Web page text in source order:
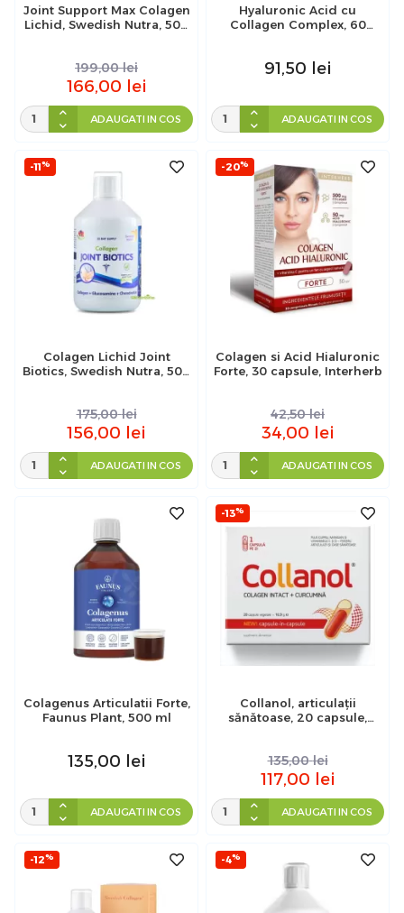
Joint Support Max Colagen
Lichid, Swedish Nutra, 500
199,00 lei
166,00 lei
ADAUGATI IN COS
Hyaluronic Acid cu
Collagen Complex, 60
91,50 lei
ADAUGATI IN COS
-11%
Colagen Lichid Joint
Biotics, Swedish Nutra, 500
175,00 lei
156,00 lei
ADAUGATI IN COS
-20%
Colagen si Acid Hialuronic
Forte, 30 capsule, Interherb
42,50 lei
34,00 lei
ADAUGATI IN COS
Colagenus Articulatii Forte,
Faunus Plant, 500 ml
135,00 lei
ADAUGATI IN COS
-13%
Collanol, articulații
sănătoase, 20 capsule,
135,00 lei
117,00 lei
ADAUGATI IN COS
-12% -4%